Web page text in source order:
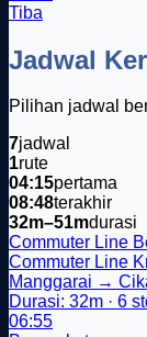
Tiba
Jadwal
Pilihan jadwal
7jadwal
1rute
04:15pertama
08:48terakhir
32m–51mdurasi
Commuter Line
Commuter Line
Manggarai →
Durasi: 32m · 6
06:55